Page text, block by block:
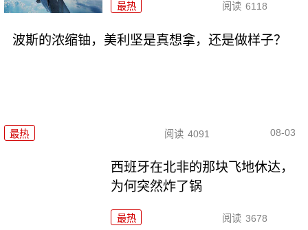
最热 阅读 6118
波斯的浓缩铀，美利坚是真想拿，还是做样子？
最热 阅读 4091 08-03
西班牙在北非的那块飞地休达，
为何突然炸了锅
最热 阅读 3678